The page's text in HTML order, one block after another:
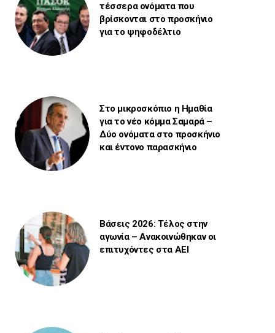
τέσσερα ονόματα που
βρίσκονται στο προσκήνιο
για το ψηφοδέλτιο
Στο μικροσκόπιο η Ημαθία
για το νέο κόμμα Σαμαρά –
Δύο ονόματα στο προσκήνιο
και έντονο παρασκήνιο
Βάσεις 2026: Τέλος στην
αγωνία – Ανακοινώθηκαν οι
επιτυχόντες στα ΑΕΙ